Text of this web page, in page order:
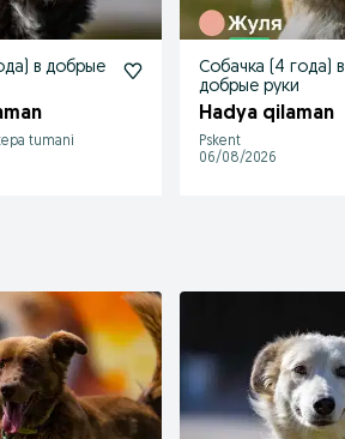
в добрые
tumani
Собачка (4 года) в
добрые руки
Hadya qilaman
Pskent
06/08/2026